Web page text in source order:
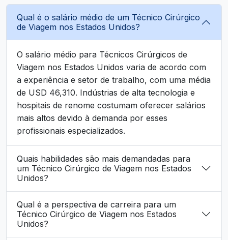
Qual é o salário médio de um Técnico Cirúrgico
de Viagem nos Estados Unidos?
O salário médio para Técnicos Cirúrgicos de
Viagem nos Estados Unidos varia de acordo com
a experiência e setor de trabalho, com uma média
de USD 46,310. Indústrias de alta tecnologia e
hospitais de renome costumam oferecer salários
mais altos devido à demanda por esses
profissionais especializados.
Quais habilidades são mais demandadas para
um Técnico Cirúrgico de Viagem nos Estados
Unidos?
Qual é a perspectiva de carreira para um
Técnico Cirúrgico de Viagem nos Estados
Unidos?